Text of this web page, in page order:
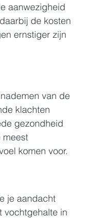
aanwezigheid
de kosten
ernstiger zijn
van de
klachten
gezondheid
meest
komen voor.
je aandacht
vochtgehalte in